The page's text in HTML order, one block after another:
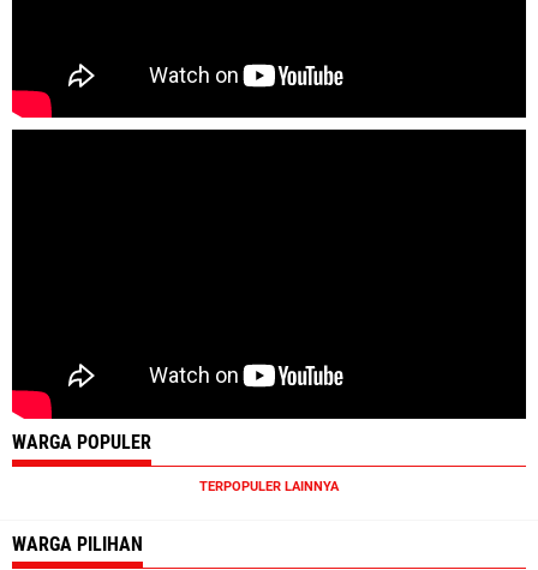
WARGA POPULER
TERPOPULER LAINNYA
WARGA PILIHAN